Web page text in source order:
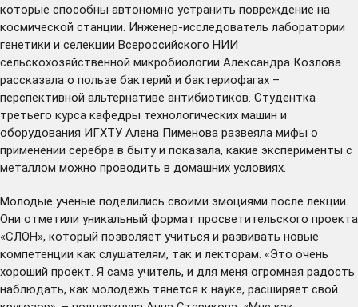
которые способны автономно устранить повреждение на
космической станции. Инженер-исследователь лаборатории
генетики и селекции Всероссийского НИИ
сельскохозяйственной микробиологии Александра Козлова
рассказала о пользе бактерий и бактериофагах –
перспективной альтернативе антибиотиков. Студентка
третьего курса кафедры технологических машин и
оборудования ИГХТУ Алена Пименова развеяла мифы о
применении серебра в быту и показала, какие эксперименты с
металлом можно проводить в домашних условиях.
Молодые ученые поделились своими эмоциями после лекции.
Они отметили уникальный формат просветительского проекта
«СЛОН», который позволяет учиться и развивать новые
компетенции как слушателям, так и лекторам. «Это очень
хороший проект. Я сама учитель, и для меня огромная радость
наблюдать, как молодежь тянется к науке, расширяет свой